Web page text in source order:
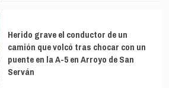
Herido grave el conductor de un
camión que volcó tras chocar con un
puente en la A-5 en Arroyo de San
Serván